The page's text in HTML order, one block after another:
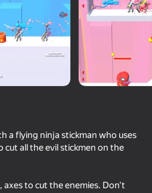
2
Draw Action
Slash Battle
a flying ninja stickman who uses
all the evil stickmen on the
axes to cut the enemies. Don't